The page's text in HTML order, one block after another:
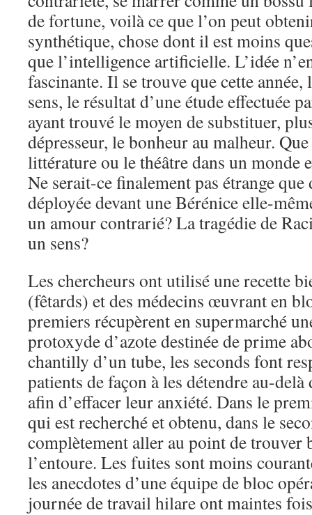
de fortune, voilà ce que l’on peut
synthétique, chose dont il est moins
que l’intelligence artificielle. L’idée
fascinante. Il se trouve que cette
sens, le résultat d’une étude effectuée
ayant trouvé le moyen de substituer,
dépresseur, le bonheur au malheur.
littérature ou le théâtre dans un monde
Ne serait-ce finalement pas étrange
déployée devant une Bérénice elle-
un amour contrarié? La tragédie de
un sens?
Les chercheurs ont utilisé une recette
(fêtards) et des médecins œuvrant en
premiers récupèrent en supermarché
protoxyde d’azote destinée de prime
chantilly d’un tube, les seconds font
patients de façon à les détendre au-delà
afin d’effacer leur anxiété. Dans le
qui est recherché et obtenu, dans le
complètement aller au point de trouver
l’entoure. Les fuites sont moins
les anecdotes d’une équipe de bloc
journée de travail hilare ont maintes